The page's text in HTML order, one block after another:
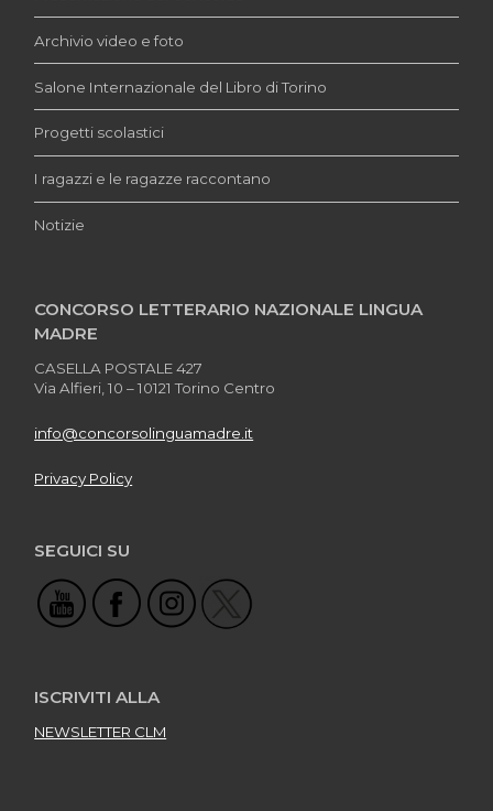
Archivio video e foto
Salone Internazionale del Libro di Torino
Progetti scolastici
I ragazzi e le ragazze raccontano
Notizie
CONCORSO LETTERARIO NAZIONALE LINGUA
MADRE
CASELLA POSTALE 427
Via Alfieri, 10 – 10121 Torino Centro
info@concorsolinguamadre.it
Privacy Policy
SEGUICI SU
ISCRIVITI ALLA
NEWSLETTER CLM